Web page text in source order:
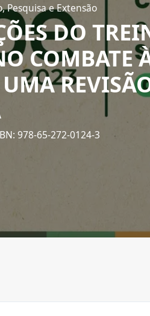
Pesquisa e Extensão
DO
COMBATE
978-65-272-0124-3